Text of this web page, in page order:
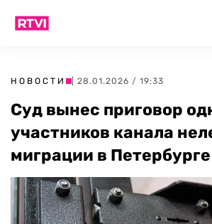
НОВОСТИ | 28.01.2026 / 19:33
Суд вынес приговор
участников канала
миграции в Петербурге